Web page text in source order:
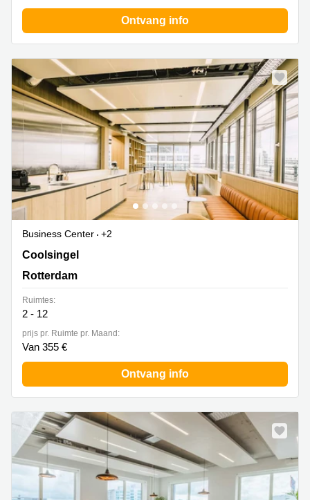
Ontvang info
Business Center
+2
Coolsingel 65,verdieping 5-8, Rotterdam
Coolsingel
Rotterdam
Ruimtes:
2 - 12
prijs pr. Ruimte pr. Maand:
Van 355 €
Ontvang info